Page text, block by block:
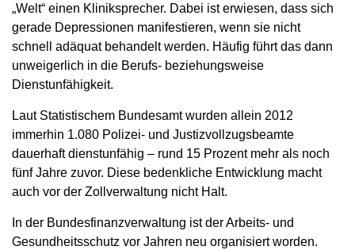
„Welt“ einen Kliniksprecher. Dabei ist erwiesen, dass sich
gerade Depressionen manifestieren, wenn sie nicht
schnell adäquat behandelt werden. Häufig führt das dann
unweigerlich in die Berufs- beziehungsweise
Dienstunfähigkeit.
Laut Statistischem Bundesamt wurden allein 2012
immerhin 1.080 Polizei- und Justizvollzugsbeamte
dauerhaft dienstunfähig – rund 15 Prozent mehr als noch
fünf Jahre zuvor. Diese bedenkliche Entwicklung macht
auch vor der Zollverwaltung nicht Halt.
In der Bundesfinanzverwaltung ist der Arbeits- und
Gesundheitsschutz vor Jahren neu organisiert worden.